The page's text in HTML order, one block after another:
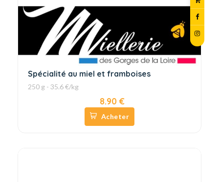
Spécialité au miel et framboises
250 g - 35.6 €/kg
8.90 €
Acheter